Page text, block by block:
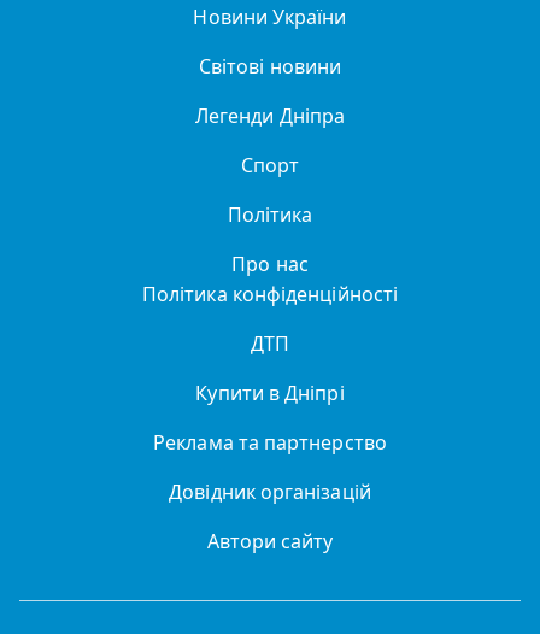
Новини України
Світові новини
Легенди Дніпра
Спорт
Політика
Про нас
Політика конфіденційності
ДТП
Купити в Дніпрі
Реклама та партнерство
Довідник організацій
Автори сайту